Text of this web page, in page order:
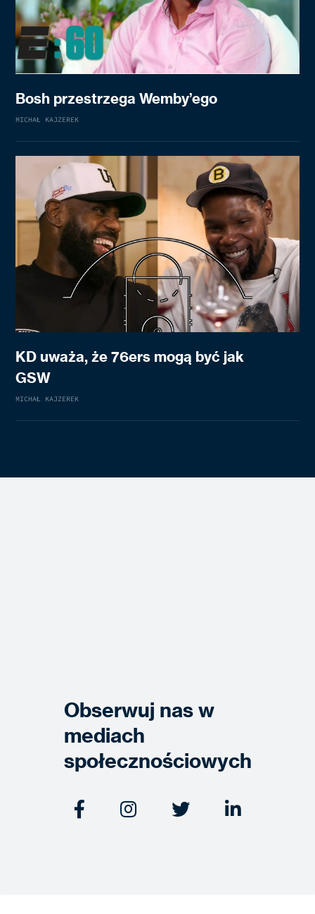
Bosh przestrzega Wemby’ego
MICHAŁ KAJZEREK
KD uważa, że 76ers mogą być jak
GSW
MICHAŁ KAJZEREK
Obserwuj nas w
mediach
społecznościowych
   